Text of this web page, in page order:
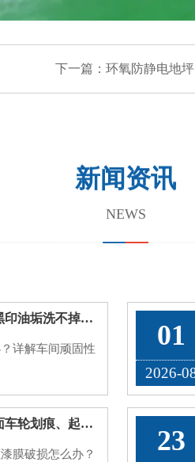
下一篇：环氧防静电地坪
新闻资讯
NEWS
西安厂房地面油污渗色翻新，车间环氧地面黑印油垢洗不掉处理方案
详解车间顽固性
01
2026-08
西安地下车库地坪破损翻新，停车场环氧地面车轮划痕、起灰病害处理方案
膜破损怎么办？
23